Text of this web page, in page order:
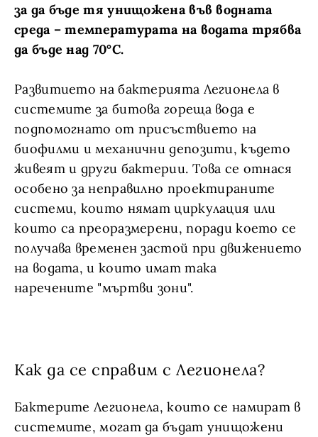
за да бъде тя унищожена във водната
среда – температурата на водата трябва
да бъде над 70°C.
Развитието на бактерията Легионела в
системите за битова гореща вода е
подпомогнато от присъствието на
биофилми и механични депозити, където
живеят и други бактерии. Това се отнася
особено за неправилно проектираните
системи, които нямат циркулация или
които са преоразмерени, поради което се
получава временен застой при движението
на водата, и които имат така
наречените "мъртви зони".
Как да се справим с Легионела?
Бактерите Легионела, които се намират в
системите, могат да бъдат унищожени